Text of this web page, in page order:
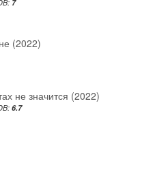
7
(2022)
не значится (2022)
6.7